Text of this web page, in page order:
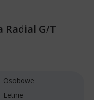
Radial G/T
Osobowe
Letnie